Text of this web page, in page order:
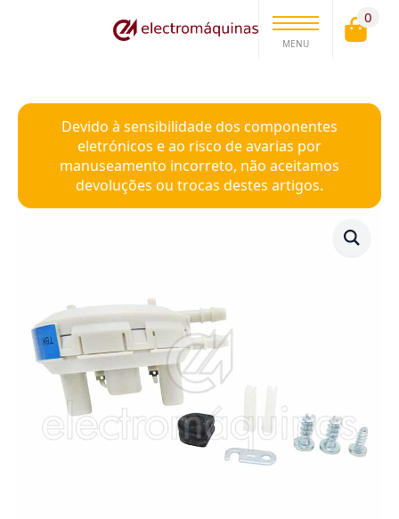
MENU
0
Devido à sensibilidade dos componentes
eletrónicos e ao risco de avarias por
manuseamento incorreto, não aceitamos
devoluções ou trocas destes artigos.